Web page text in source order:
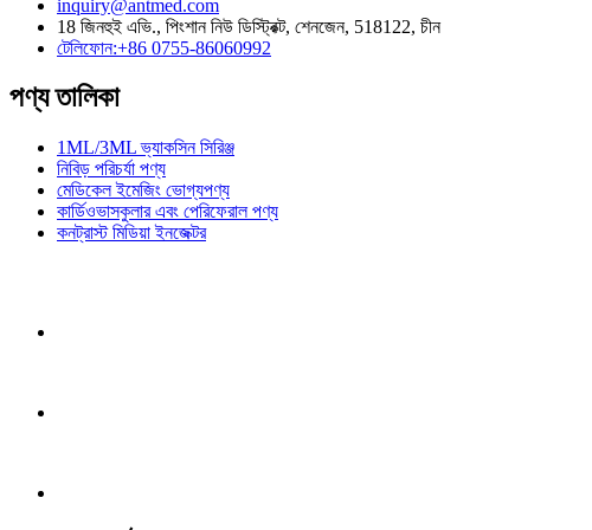
inquiry@antmed.com
18 জিনহুই এভি., পিংশান নিউ ডিস্ট্রিক্ট, শেনজেন, 518122, চীন
টেলিফোন:+86 0755-86060992
পণ্য তালিকা
1ML/3ML ভ্যাকসিন সিরিঞ্জ
নিবিড় পরিচর্যা পণ্য
মেডিকেল ইমেজিং ভোগ্যপণ্য
কার্ডিওভাসকুলার এবং পেরিফেরাল পণ্য
কনট্রাস্ট মিডিয়া ইনজেক্টর